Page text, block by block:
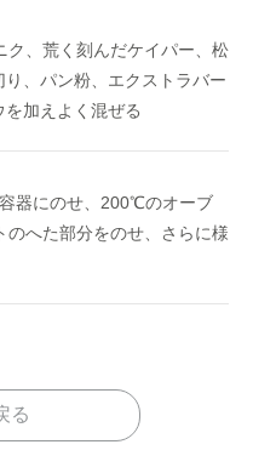
ク、荒く刻んだケイパー、松
、パン粉、エクストラバー
加えよく混ぜる
器にのせ、200℃のオーブ
のへた部分をのせ、さらに様
る